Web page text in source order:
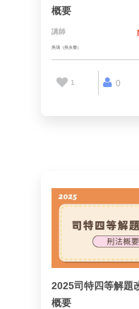
概要
講師
1 0
2025司特四等解題
概要